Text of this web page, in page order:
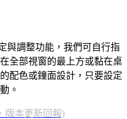
與調整功能，我們可自行指
全部視窗的最上方或黏在桌
配色或鐘面設計，只要設定
。
版本更新回報)